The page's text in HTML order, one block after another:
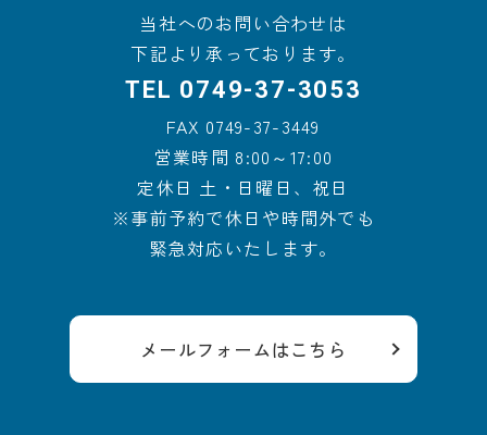
当社へのお問い合わせは
下記より承っております。
TEL 0749-37-3053
FAX 0749-37-3449
営業時間 8:00～17:00
定休日 土・日曜日、祝日
※事前予約で休日や時間外でも
緊急対応いたします。
メールフォームはこちら